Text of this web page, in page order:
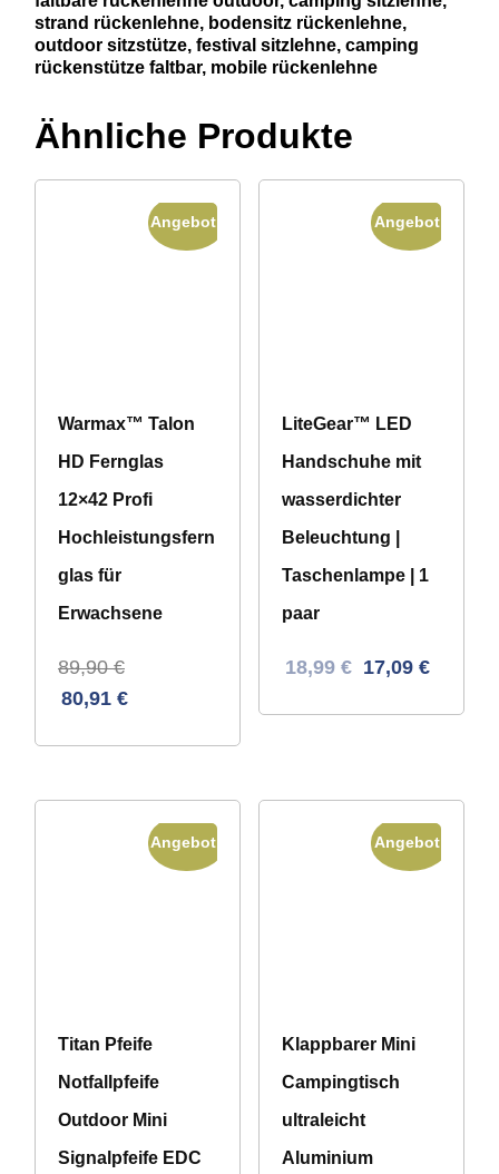
strand rückenlehne, bodensitz rückenlehne,
outdoor sitzstütze, festival sitzlehne, camping
rückenstütze faltbar, mobile rückenlehne
Ähnliche Produkte
Angebot!
Warmax™ Talon
HD Fernglas
12×42 Profi
Hochleistungsfern
glas für
Erwachsene
89,90€
80,91 €
Angebot!
LiteGear™ LED
Handschuhe mit
wasserdichter
Beleuchtung |
Taschenlampe | 1
paar
Ursprünglicher
18,99 € Aktueller
17,09 €
Angebot!
Titan Pfeife
Notfallpfeife
Outdoor Mini
Signalpfeife EDC
Angebot!
Klappbarer Mini
Campingtisch
ultraleicht
Aluminium